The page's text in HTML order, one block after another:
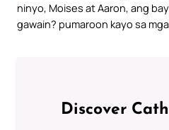
ninyo, Moises at Aaron, ang
gawain? pumaroon kayo sa
Discover